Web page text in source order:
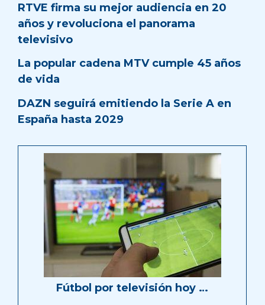
RTVE firma su mejor audiencia en 20
años y revoluciona el panorama
televisivo
La popular cadena MTV cumple 45 años
de vida
DAZN seguirá emitiendo la Serie A en
España hasta 2029
Fútbol por televisión hoy …